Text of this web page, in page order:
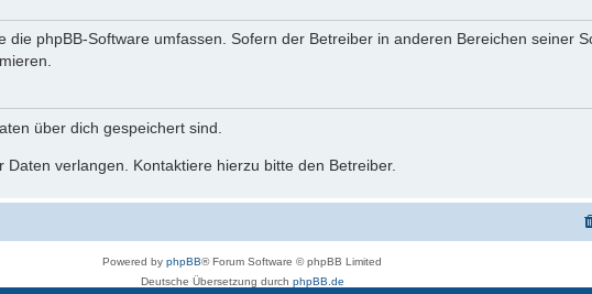
die phpBB-Software umfassen. Sofern der Betreiber in anderen Bereichen seiner
über dich gespeichert sind.
verlangen. Kontaktiere hierzu bitte den Betreiber.
Powered by phpBB® Forum Software © phpBB Limited
Deutsche Übersetzung durch phpBB.de